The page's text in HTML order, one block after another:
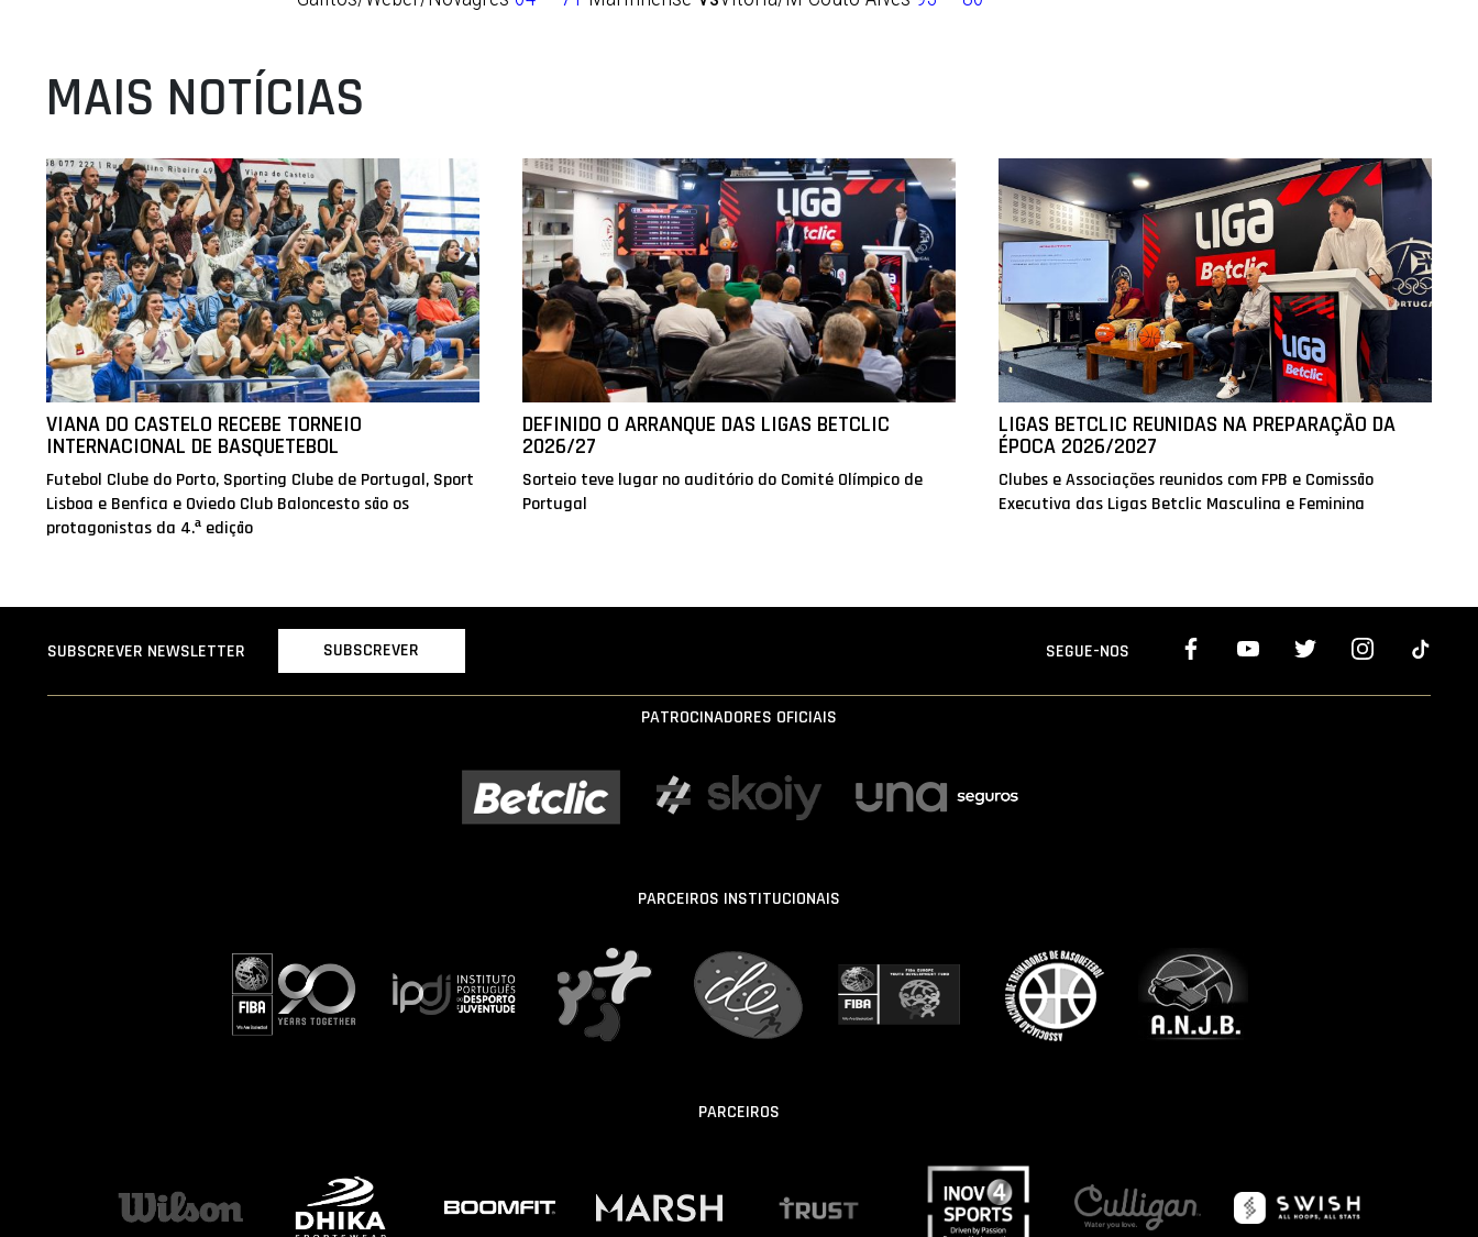
MAIS NOTÍCIAS
VIANA DO CASTELO RECEBE TORNEIO
INTERNACIONAL DE BASQUETEBOL
Futebol Clube do Porto, Sporting Clube de Portugal, Sport
Lisboa e Benfica e Oviedo Club Baloncesto são os
protagonistas da 4.ª edição
DEFINIDO O ARRANQUE DAS LIGAS BETCLIC
2026/27
Sorteio teve lugar no auditório do Comité Olímpico de
Portugal
LIGAS BETCLIC REUNIDAS NA PREPARAÇÃO DA
ÉPOCA 2026/2027
Clubes e Associações reunidos com FPB e Comissão
Executiva das Ligas Betclic Masculina e Feminina
SUBSCREVER NEWSLETTER SUBSCREVER SEGUE-NOS
PATROCINADORES OFICIAIS
PARCEIROS INSTITUCIONAIS
PARCEIROS